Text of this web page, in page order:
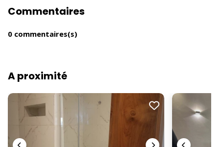
Commentaires
0 commentaires(s)
A proximité